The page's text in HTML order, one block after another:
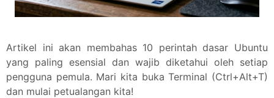
Artikel ini akan membahas 10 perintah dasar Ubuntu
yang paling esensial dan wajib diketahui oleh setiap
pengguna pemula. Mari kita buka Terminal (Ctrl+Alt+T)
dan mulai petualangan kita!